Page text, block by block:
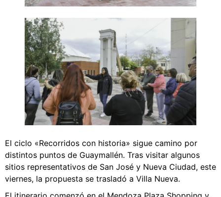
El ciclo «Recorridos con historia» sigue camino por
distintos puntos de Guaymallén. Tras visitar algunos
sitios representativos de San José y Nueva Ciudad, este
viernes, la propuesta se trasladó a Villa Nueva.